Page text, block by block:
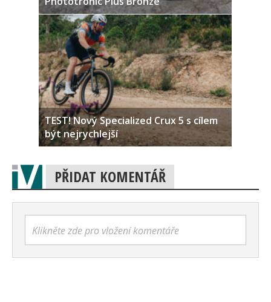
TEST! Nový Specialized Crux 5 s cílem
být nejrychlejší
PŘIDAT KOMENTÁŘ
Klikněte zde pro vložení komentáře